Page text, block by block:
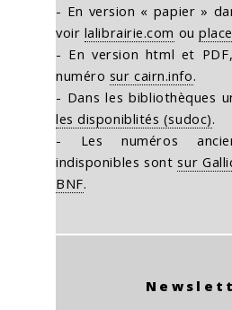
- En version « papier »
voir lalibrairie.com ou
- En version html et
numéro sur cairn.info.
- Dans les bibliothèques
les disponiblités (sudoc).
- Les numéros
indisponibles sontsur
BNF.